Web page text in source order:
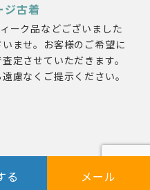
ジ古着
ーク品などございました
ませ。お客様のご希望に
定させていただきます。
慮なくご提示ください。
る メール